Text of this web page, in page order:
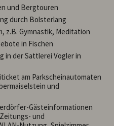
und Bergtouren
durch Bolsterlang
z.B. Gymnastik, Meditation
in Fischen
in der Sattlerei Vogler in
am Parkscheinautomaten
und
Gästeinformationen
und